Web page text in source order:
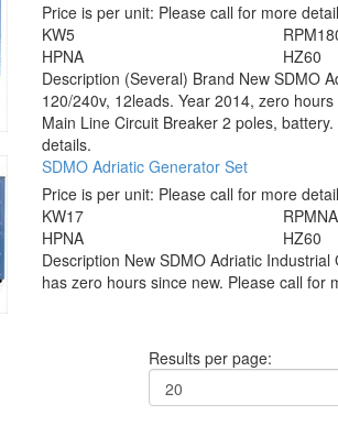
Price is per unit: Please call for more
KW5
HPNA
RPM
HZ60
Description (Several) Brand New SDMO
120/240v, 12leads. Year 2014, zero
Main Line Circuit Breaker 2 poles,
details.
SDMO Adriatic Generator Set
Price is per unit: Please call for more
KW17
HPNA
RPMNA
HZ60
Description New SDMO Adriatic
has zero hours since new. Please call for
Results per page: